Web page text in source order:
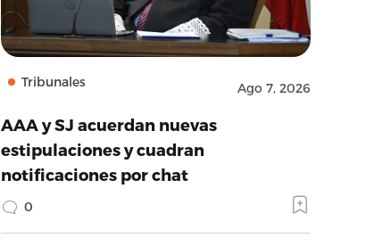
Tribunales Ago 7, 2026
AAA y SJ acuerdan nuevas
estipulaciones y cuadran
notificaciones por chat
0